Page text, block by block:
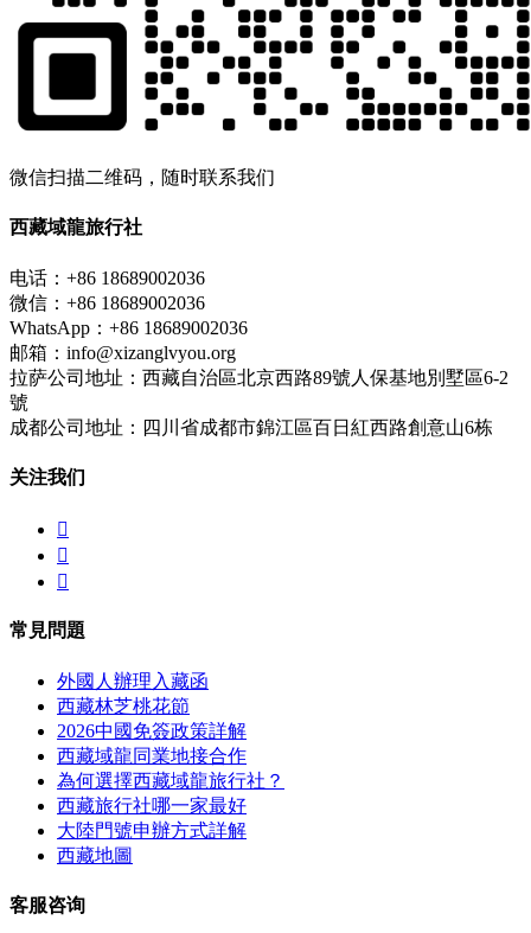
微信扫描二维码，随时联系我们
西藏域龍旅行社
电话：+86 18689002036
微信：+86 18689002036
WhatsApp：+86 18689002036
邮箱：info@xizanglvyou.org
拉萨公司地址：西藏自治區北京西路89號人保基地別墅區6-2
號
成都公司地址：四川省成都市錦江區百日紅西路創意山6栋
关注我们



常見問題
外國人辦理入藏函
西藏林芝桃花節
2026中國免簽政策詳解
西藏域龍同業地接合作
為何選擇西藏域龍旅行社？
西藏旅行社哪一家最好
大陸門號申辦方式詳解
西藏地圖
客服咨询